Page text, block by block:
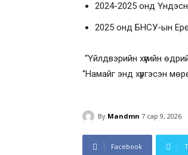
2024-2025 онд
2025 онд БНСУ-ын
“Үйлдвэрийн хүүгийн
“Намайг энд хүргэсэн
By Mandmn 7 сар 9, 2026
Facebook